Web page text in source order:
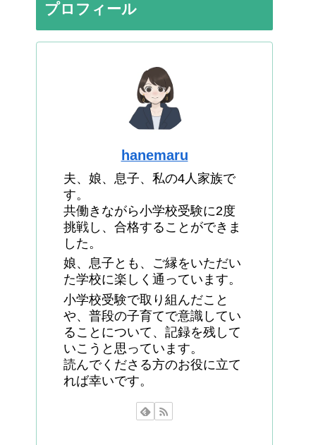
プロフィール
hanemaru
夫、娘、息子、私の4人家族で
す。
共働きながら小学校受験に2度
挑戦し、合格することができま
した。
娘、息子とも、ご縁をいただい
た学校に楽しく通っています。
小学校受験で取り組んだこと
や、普段の子育てで意識してい
ることについて、記録を残して
いこうと思っています。
読んでくださる方のお役に立て
れば幸いです。